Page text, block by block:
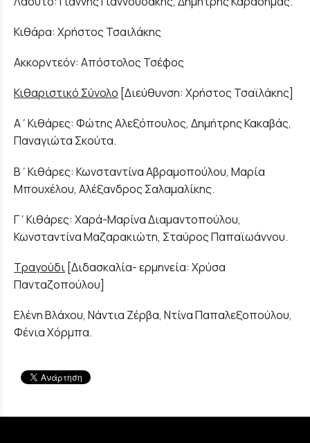
Κιθάρα: Χρήστος Τσαιλάκης
Ακκορντεόν: Απόστολος Τσέφος
Κιθαριστικό Σύνολο [Διεύθυνση: Χρήστος Τσαϊλάκης]
Α΄Κιθάρες: Φώτης Αλεξόπουλος, Δημήτρης Κακαβάς,
Παναγιώτα Σκούτα.
Β΄Κιθάρες: Κωνσταντίνα Αβραμοπούλου, Μαρία
Μπουχέλου, Αλέξανδρος Σαλαμαλίκης.
Γ΄Κιθάρες: Χαρά-Μαρίνα Διαμαντοπούλου,
Κωνσταντίνα Μαζαρακιώτη, Σταύρος Παπαϊωάννου.
Τραγούδι [Διδασκαλία- ερμηνεία: Χρύσα
Πανταζοπούλου]
Ελένη Βλάχου, Νάντια Ζέρβα, Ντίνα Παπαλεξοπούλου,
Φένια Χόρμπα.